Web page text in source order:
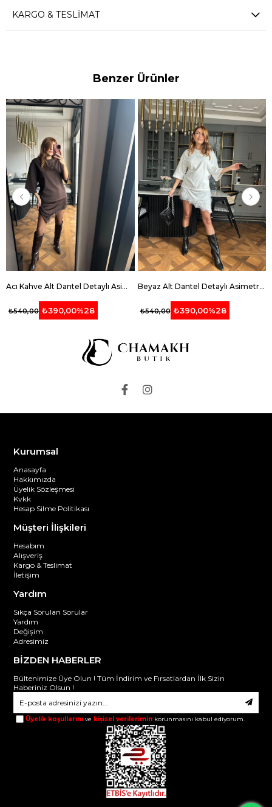
KARGO & TESLIMAT
Benzer Ürünler
Acı Kahve Alt Dantel Detaylı Asimetrik Tişört
₺390,00%28
₺540,00
Beyaz Alt Dantel Detaylı Asimetrik Tişört
₺390,00%28
₺540,00
Kurumsal
Anasayfa
Hakkımızda
Üyelik Sözleşmesi
Kvkk
Hesap Silme Politikası
Müşteri İlişkileri
Hesabım
Alışveriş
Kargo & Teslimat
İletişim
Yardım
Sıkça Sorulan Sorular
Yardım
Değişim
Adresimiz
BİZDEN HABERLER
Bültenimize Üye Olun ! Tüm İndirim ve Fırsatlardan İlk Sizin
Haberiniz Olsun !
Üyelik koşullarını ve kişisel verilerimin korunmasını kabul ediyorum.